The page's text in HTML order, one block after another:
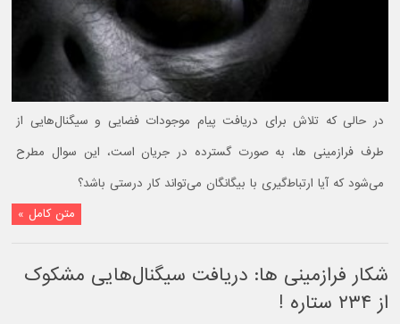
در حالی که تلاش برای دریافت پیام موجودات فضایی و سیگنال‌هایی از
طرف فرازمینی‌ ها، به صورت گسترده در جریان است، این سوال مطرح
می‌شود که آیا ارتباط‌گیری با بیگانگان می‌تواند کار درستی باشد؟
متن کامل »
شکار فرازمینی ها: دریافت سیگنال‌هایی مشکوک
از ۲۳۴ ستاره !